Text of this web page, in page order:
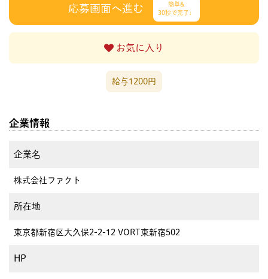
応募画面へ進む
簡単&
30秒で完了♩
お気に入り
給与1200円
企業情報
企業名
株式会社ファクト
所在地
東京都新宿区大久保2-2-12 VORT東新宿502
HP